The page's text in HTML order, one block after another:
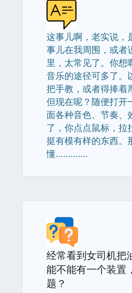
这事儿啊，老实说，
事儿在我周围，或者
里，太常见了。你想
音乐的途径可多了。
把手教，或者得捧着
但现在呢？随便打开
面各种音色、节奏、
了，你点点鼠标，拉
挺有模有样的东西。
懂.............
经常看到女司机把
能不能有一个装置
题？